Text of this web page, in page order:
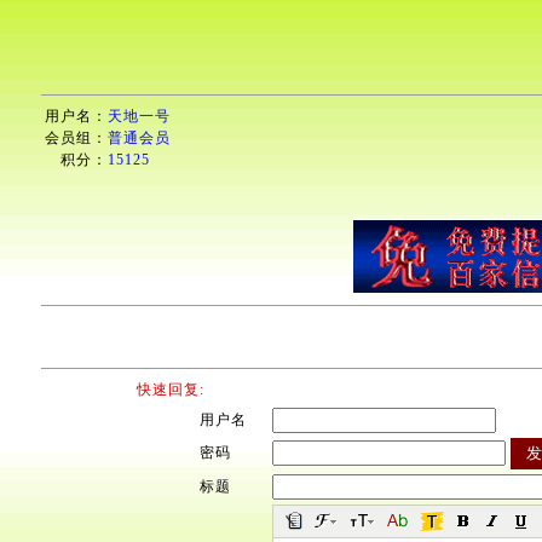
用户名： 天地一号
会员组： 普通会员
积分： 15125
快速回复:
用户名
密码
标题